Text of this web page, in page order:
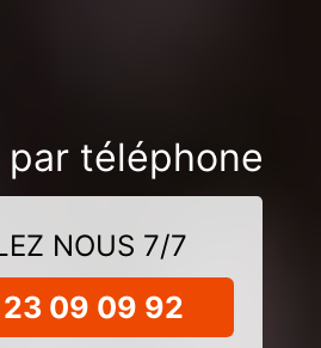
par téléphone
NOUS 7/7
09 09 92